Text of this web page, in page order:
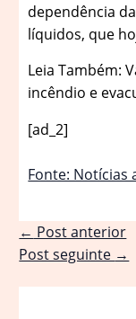
dependência
líquidos, que
Leia Também:
incêndio e
[ad_2]
Fonte: Notícias
← Post anterior
Post seguinte →